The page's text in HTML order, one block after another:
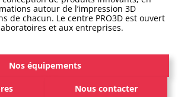
autour de l’impression 3D
de chacun. Le centre PRO3D est ouvert
et aux entreprises.
Nos équipements
Nous contacter